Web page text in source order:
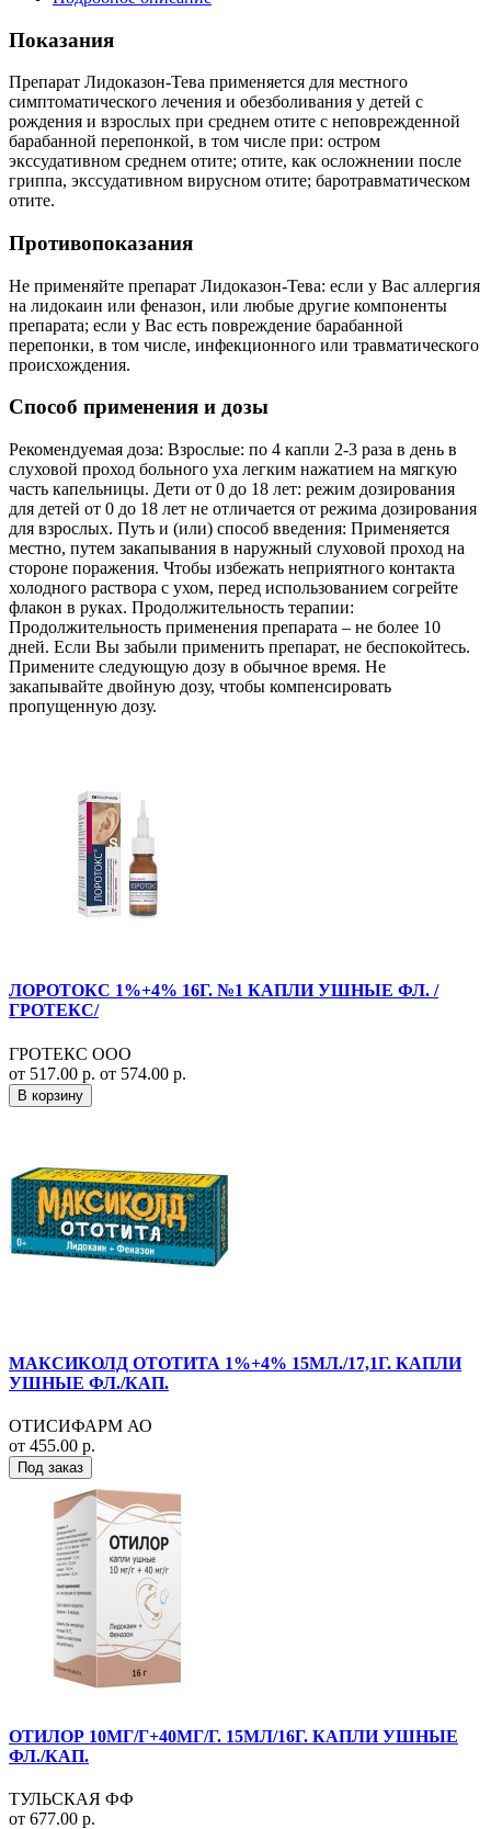
Показания
Препарат Лидоказон-Тева применяется для местного
симптоматического лечения и обезболивания у детей с
рождения и взрослых при среднем отите с неповрежденной
барабанной перепонкой, в том числе при: остром
экссудативном среднем отите; отите, как осложнении после
гриппа, экссудативном вирусном отите; баротравматическом
отите.
Противопоказания
Не применяйте препарат Лидоказон-Тева: если у Вас аллергия
на лидокаин или феназон, или любые другие компоненты
препарата; если у Вас есть повреждение барабанной
перепонки, в том числе, инфекционного или травматического
происхождения.
Способ применения и дозы
Рекомендуемая доза: Взрослые: по 4 капли 2-3 раза в день в
слуховой проход больного уха легким нажатием на мягкую
часть капельницы. Дети от 0 до 18 лет: режим дозирования
для детей от 0 до 18 лет не отличается от режима дозирования
для взрослых. Путь и (или) способ введения: Применяется
местно, путем закапывания в наружный слуховой проход на
стороне поражения. Чтобы избежать неприятного контакта
холодного раствора с ухом, перед использованием согрейте
флакон в руках. Продолжительность терапии:
Продолжительность применения препарата – не более 10
дней. Если Вы забыли применить препарат, не беспокойтесь.
Примените следующую дозу в обычное время. Не
закапывайте двойную дозу, чтобы компенсировать
пропущенную дозу.
ЛОРОТОКС 1%+4% 16Г. №1 КАПЛИ УШНЫЕ ФЛ. /
ГРОТЕКС/
ГРОТЕКС ООО
от 517.00 р. от 574.00 р.
В корзину
МАКСИКОЛД ОТОТИТА 1%+4% 15МЛ./17,1Г. КАПЛИ
УШНЫЕ ФЛ./КАП.
ОТИСИФАРМ АО
от 455.00 р.
Под заказ
ОТИЛОР 10МГ/Г+40МГ/Г. 15МЛ/16Г. КАПЛИ УШНЫЕ
ФЛ./КАП.
ТУЛЬСКАЯ ФФ
от 677.00 р.